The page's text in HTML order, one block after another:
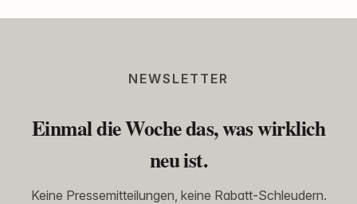
NEWSLETTER
Einmal die Woche das, was wirklich
neu ist.
Keine Pressemitteilungen, keine Rabatt-Schleudern.